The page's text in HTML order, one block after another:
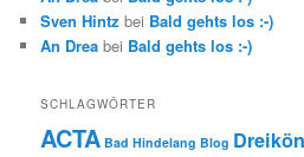
Sven Hintz bei Bald gehts los :-)
An Drea bei Bald gehts los :-)
SCHLAGWÖRTER
ACTA Bad Hindelang Blog